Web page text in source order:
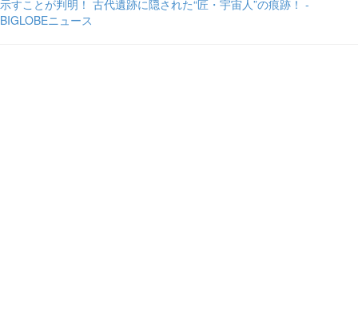
示すことが判明！ 古代遺跡に隠された“匠・宇宙人”の痕跡！ -
BIGLOBEニュース